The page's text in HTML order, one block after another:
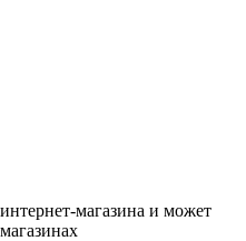
магазина и может